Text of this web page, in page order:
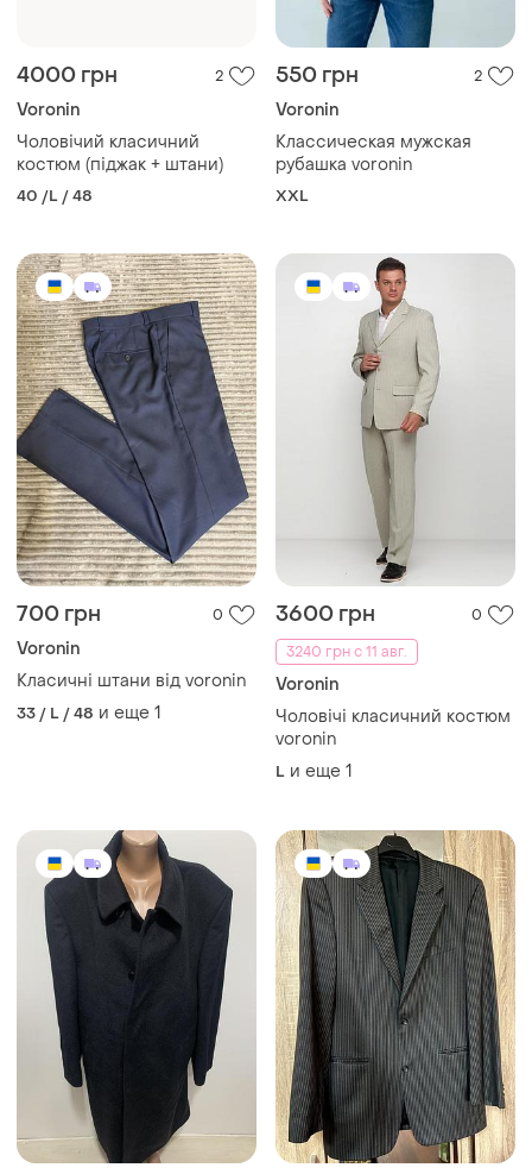
4000 грн 2
Voronin
Чоловічий класичний
костюм (піджак + штани)
40 /L / 48
550 грн 2
Voronin
Классическая мужская
рубашка voronin
XXL
700 грн 0
Voronin
Класичні штани від voronin
33 / L / 48 и еще 1
3600 грн
0
3240 грн с 11 авг.
Voronin
Чоловічі класичний костюм
voronin
L и еще 1